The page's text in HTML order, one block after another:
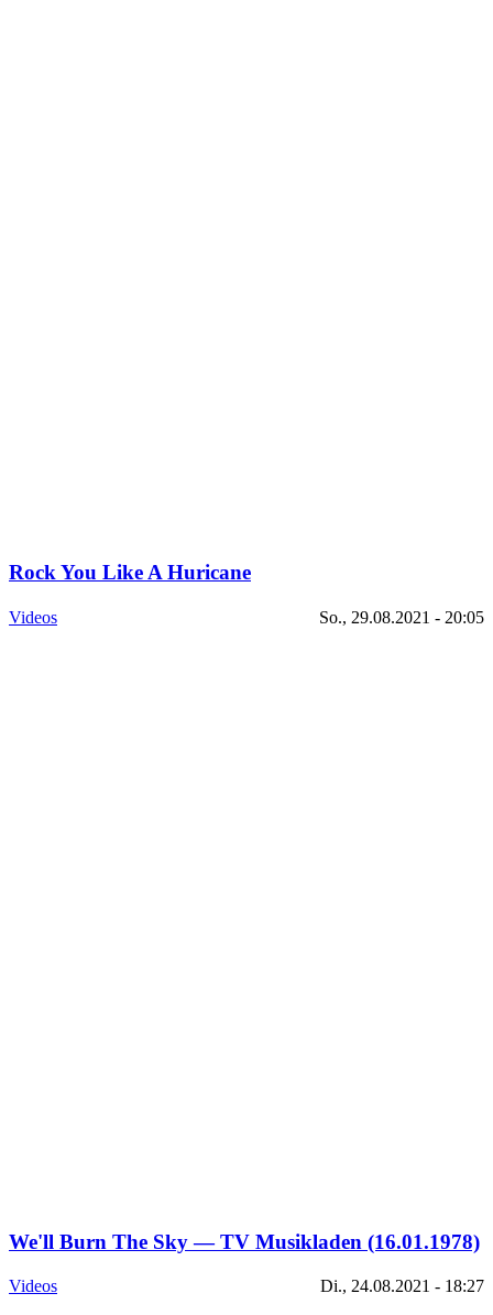
Rock You Like A Huricane
Videos So., 29.08.2021 - 20:05
We'll Burn The Sky — TV Musikladen (16.01.1978)
Videos Di., 24.08.2021 - 18:27